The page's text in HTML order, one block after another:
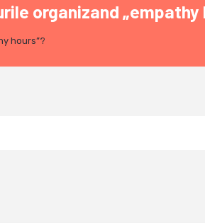
organizand „empathy
hours”?